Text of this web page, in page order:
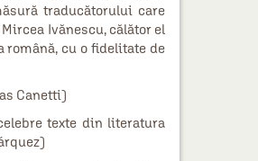
traducătorului care
Ivănescu, călător el
cu o fidelitate de
Canetti)
texte din literatura